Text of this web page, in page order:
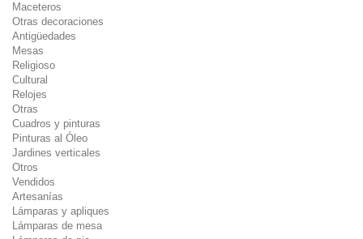
Maceteros
Otras decoraciones
Antigüedades
Mesas
Religioso
Cultural
Relojes
Otras
Cuadros y pinturas
Pinturas al Óleo
Jardines verticales
Otros
Vendidos
Artesanías
Lámparas y apliques
Lámparas de mesa